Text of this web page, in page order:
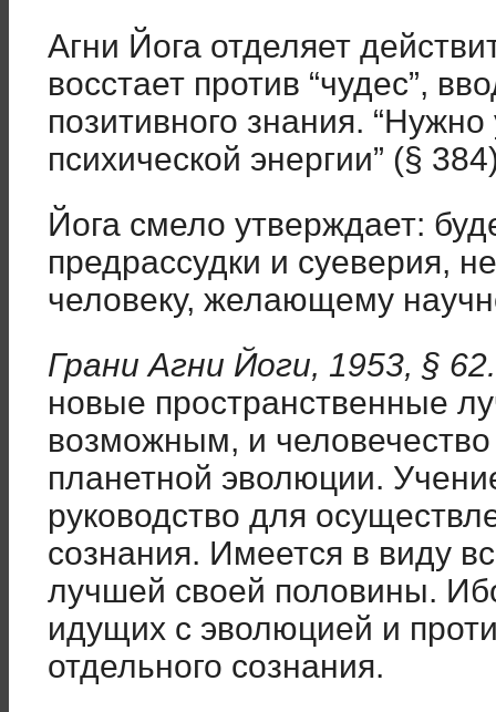
Агни Йога отделяет
восстает против “чудес”,
позитивного знания.
психической энергии” (§
Йога смело утверждает:
предрассудки и суеверия,
человеку, желающему
Грани Агни Йоги, 1953, § 62.
новые пространственные
возможным, и
планетной эволюции.
руководство для
сознания. Имеется в виду
лучшей своей половины.
идущих с эволюцией и
отдельного сознания.